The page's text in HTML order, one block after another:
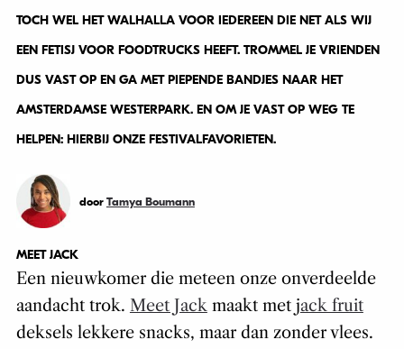
TOCH WEL HET WALHALLA VOOR IEDEREEN DIE NET ALS WIJ
EEN FETISJ VOOR FOODTRUCKS HEEFT. TROMMEL JE VRIENDEN
DUS VAST OP EN GA MET PIEPENDE BANDJES NAAR HET
AMSTERDAMSE WESTERPARK. EN OM JE VAST OP WEG TE
HELPEN: HIERBIJ ONZE FESTIVALFAVORIETEN.
door Tamya Boumann
MEET JACK
Een nieuwkomer die meteen onze onverdeelde
aandacht trok. Meet Jackmaakt met jack fruit
deksels lekkere snacks, maar dan zonder vlees.